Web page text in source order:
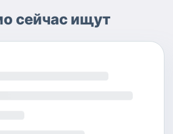
сейчас ищут